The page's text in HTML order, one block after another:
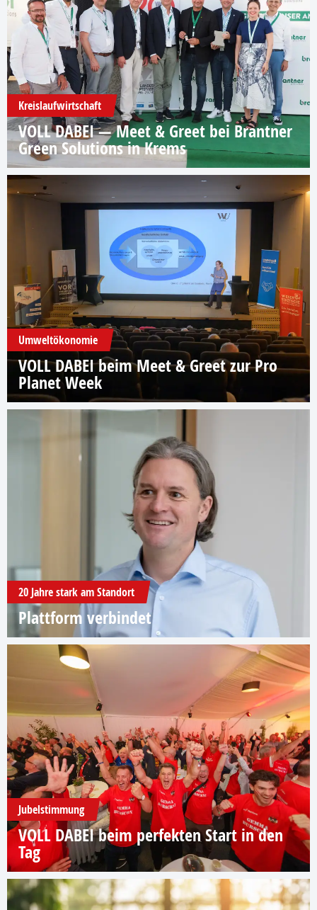
Kreislaufwirtschaft
VOLL DABEI — Meet & Greet bei Brantner
Green Solutions in Krems
Umweltökonomie
VOLL DABEI beim Meet & Greet zur Pro
Planet Week
20 Jahre stark am Standort
Plattform verbindet
Jubelstimmung
VOLL DABEI beim perfekten Start in den
Tag